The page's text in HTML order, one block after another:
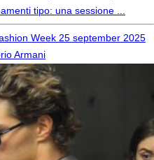
tipo: una sessione ...
Week 25 september 2025
Armani